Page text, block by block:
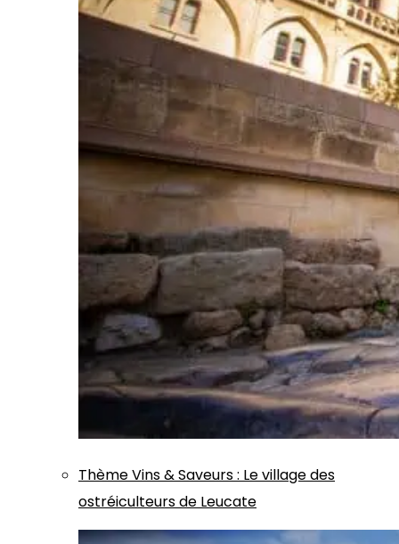
ThèmeVins & Saveurs: Le village des
ostréiculteurs de Leucate